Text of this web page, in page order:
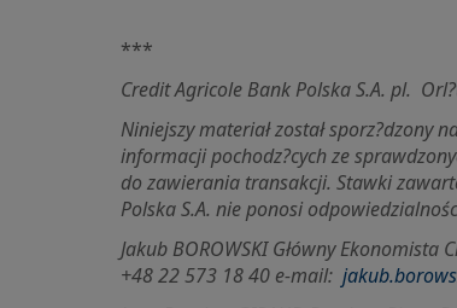
***
Credit Agricole Bank Polska S.A. pl.
Niniejszy materiał został sporz?dzony
informacji pochodz?cych ze
do zawierania transakcji. Stawki
Polska S.A. nie ponosi
Jakub BOROWSKI Główny
+48 22 573 18 40 e-mail: